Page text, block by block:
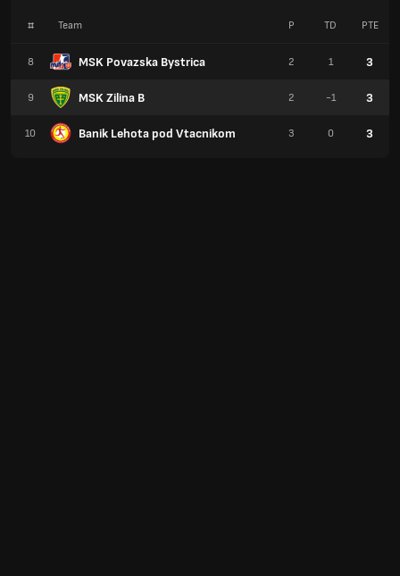
# Team
8 MSK Povazska Bystrica
9 MSK Zilina B
10 Banik Lehota pod Vtacnikom
P TD PTE
2 1 3
2 -1 3
3 0 3